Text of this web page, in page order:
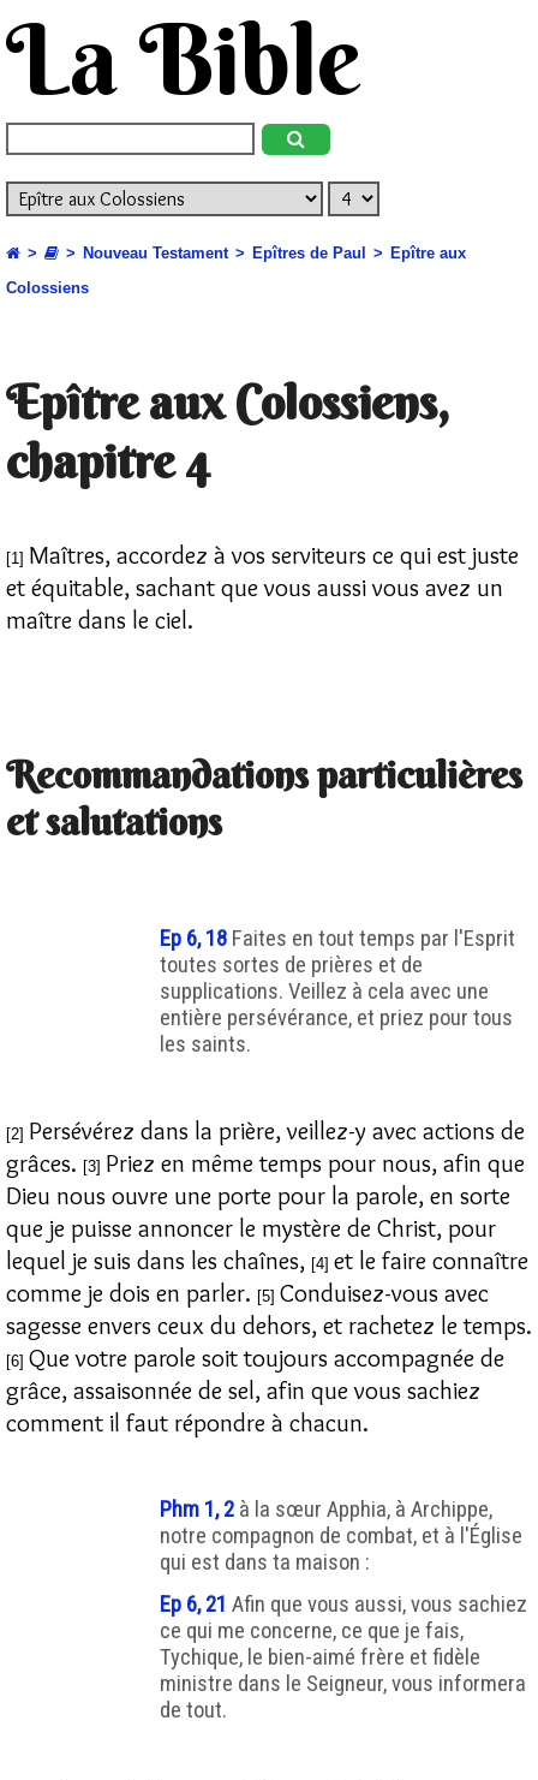
La Bible
Nouveau Testament Epîtres de Paul
Epître aux
Colossiens
Epître aux Colossiens,
chapitre 4
[1] Maîtres, accordez à vos serviteurs ce qui est juste
et équitable, sachant que vous aussi vous avez un
maître dans le ciel.
Recommandations particulières
et salutations
Ep 6, 18 Faites en tout temps par l'Esprit
toutes sortes de prières et de
supplications. Veillez à cela avec une
entière persévérance, et priez pour tous
les saints.
[2] Persévérez dans la prière, veillez-y avec actions de
grâces. [3] Priez en même temps pour nous, afin que
Dieu nous ouvre une porte pour la parole, en sorte
que je puisse annoncer le mystère de Christ, pour
lequel je suis dans les chaînes, [4] et le faire connaître
comme je dois en parler. [5] Conduisez-vous avec
sagesse envers ceux du dehors, et rachetez le temps.
[6] Que votre parole soit toujours accompagnée de
grâce, assaisonnée de sel, afin que vous sachiez
comment il faut répondre à chacun.
Phm 1, 2 à la sœur Apphia, à Archippe,
notre compagnon de combat, et à l'Église
qui est dans ta maison :
Ep 6, 21 Afin que vous aussi, vous sachiez
ce qui me concerne, ce que je fais,
Tychique, le bien-aimé frère et fidèle
ministre dans le Seigneur, vous informera
de tout.